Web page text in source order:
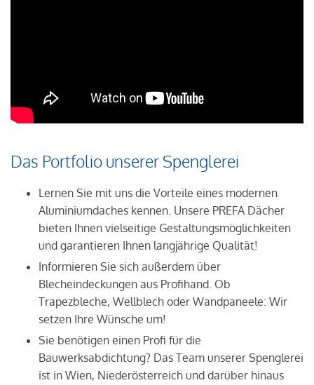
Das Portfolio unserer Spenglerei
Lernen Sie mit uns die Vorteile eines modernen
Aluminiumdaches kennen. Unsere PREFA Dächer
bieten Ihnen vielseitige Gestaltungsmöglichkeiten
und garantieren Ihnen langjährige Qualität!
Informieren Sie sich außerdem über
Blecheindeckungen aus Profihand. Ob
Trapezbleche, Wellblech oder Wandpaneele: Wir
setzen Ihre Wünsche um!
Sie benötigen einen Profi für die
Bauwerksabdichtung? Das Team unserer Spenglerei
ist in Wien, Niederösterreich und darüber hinaus